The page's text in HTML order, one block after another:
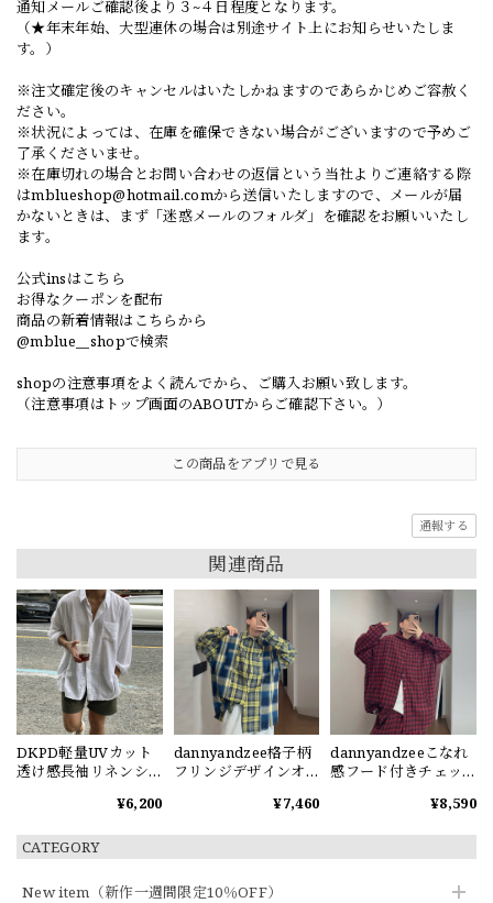
CATEGORY
New item（新作一週間限定10％OFF）
通知メールご確認後より３~４日程度となります。
（★年末年始、大型連休の場合は別途サイト上にお知らせいたしま
す。）
※注文確定後のキャンセルはいたしかねますのであらかじめご容赦く
ださい。
※状況によっては、在庫を確保できない場合がございますので予めご
了承くださいませ。
※在庫切れの場合とお問い合わせの返信という当社よりご連絡する際
はmblueshop@hotmail.comから送信いたしますので、メールが届
かないときは、まず「迷惑メールのフォルダ」を確認をお願いいたし
ます。
公式insはこちら
お得なクーポンを配布
商品の新着情報はこちらから
@mblue__shopで検索
shopの注意事項をよく読んでから、ご購入お願い致します。
（注意事項はトップ画面のABOUTからご確認下さい。）
この商品をアプリで見る
通報する
関連商品
DKPD軽量UVカット
透け感長袖リネンシ
¥6,200
dannyandzee格子柄
フリンジデザインオ
¥7,460
dannyandzeeこなれ
感フード付きチェッ
¥8,590